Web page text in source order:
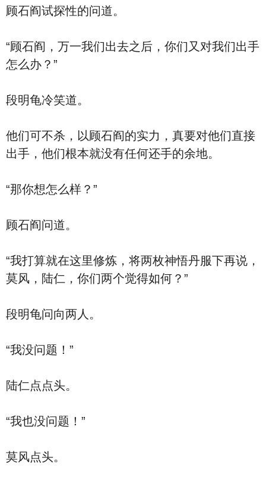
顾石阎试探性的问道。
“顾石阎，万一我们出去之后，你们又对我们出手
怎么办？”
段明龟冷笑道。
他们可不杀，以顾石阎的实力，真要对他们直接
出手，他们根本就没有任何还手的余地。
“那你想怎么样？”
顾石阎问道。
“我打算就在这里修炼，将两枚神悟丹服下再说，
莫风，陆仁，你们两个觉得如何？”
段明龟问向两人。
“我没问题！”
陆仁点点头。
“我也没问题！”
莫风点头。